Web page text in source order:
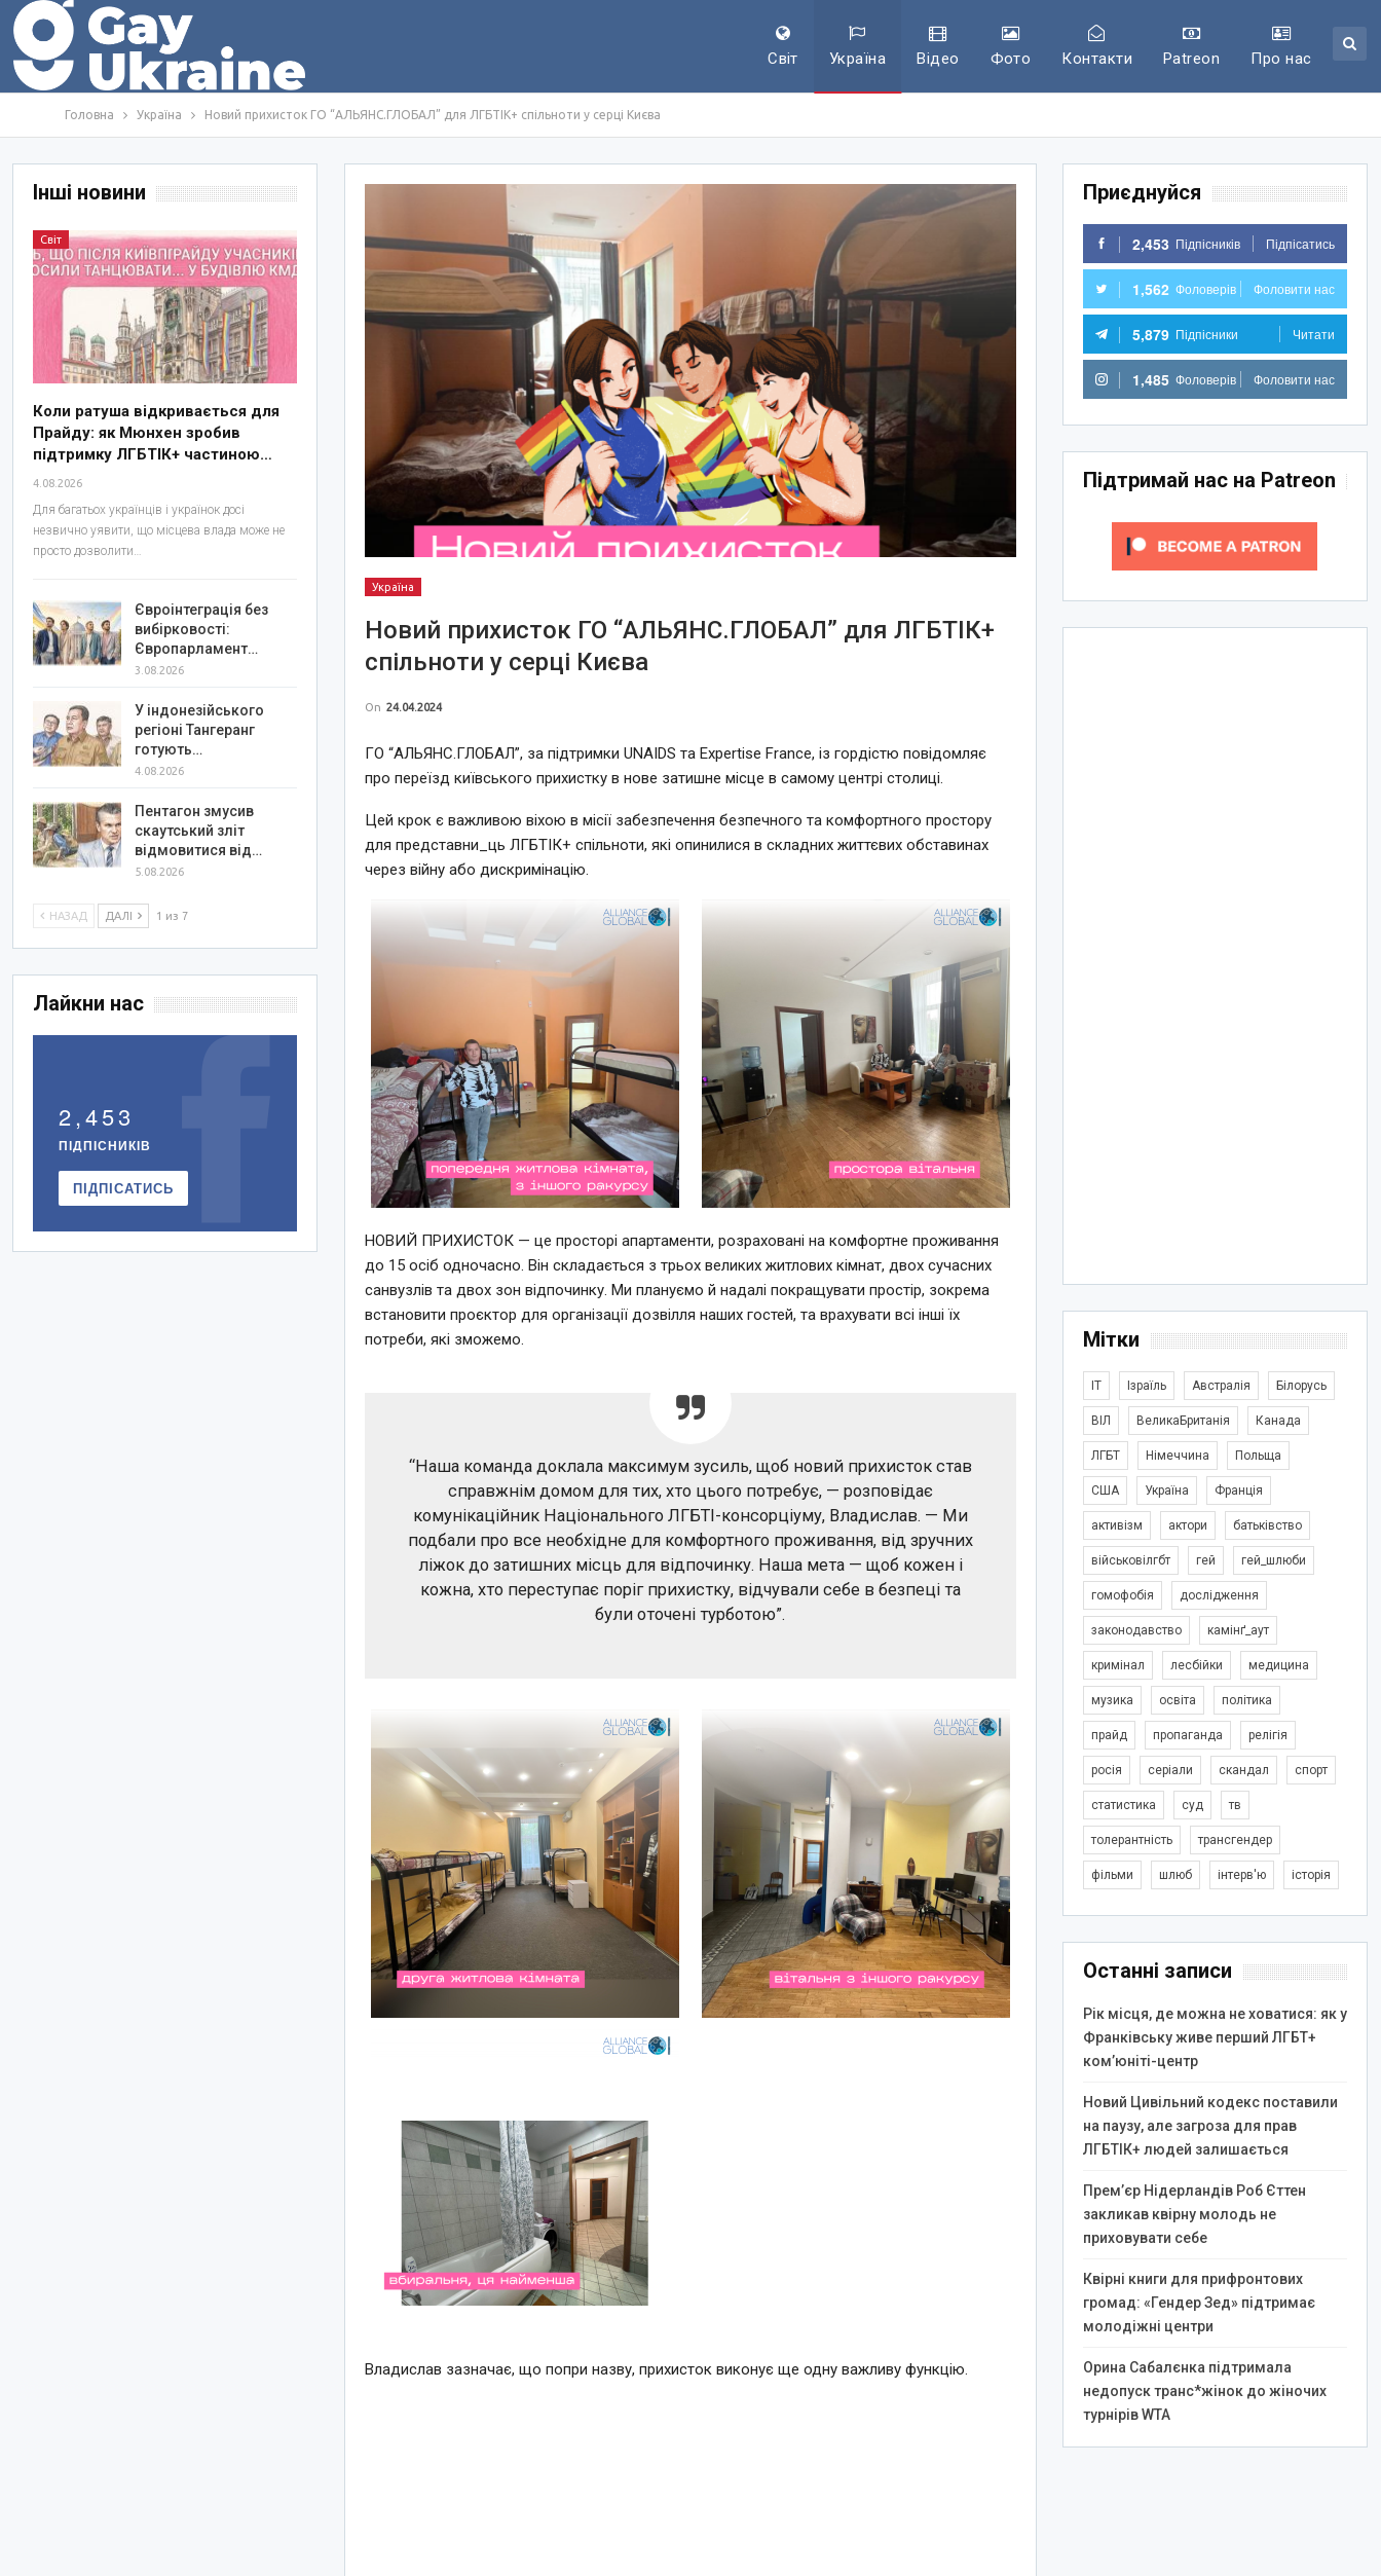
Світ Україна Відео Фото Контакти Patreon Про нас
Головна Україна Новий прихисток ГО “АЛЬЯНС.ГЛОБАЛ” для ЛГБТІК+ спільноти у серці Києва
Україна
Новий прихисток ГО “АЛЬЯНС.ГЛОБАЛ” для ЛГБТІК+
спільноти у серці Києва
On 24.04.2024
ГО “АЛЬЯНС.ГЛОБАЛ”, за підтримки UNAIDS та Expertise France, із гордістю повідомляє
про переїзд київського прихистку в нове затишне місце в самому центрі столиці.
Цей крок є важливою віхою в місії забезпечення безпечного та комфортного простору
для представни_ць ЛГБТІК+ спільноти, які опинилися в складних життєвих обставинах
через війну або дискримінацію.
НОВИЙ ПРИХИСТОК — це просторі апартаменти, розраховані на комфортне проживання
до 15 осіб одночасно. Він складається з трьох великих житлових кімнат, двох сучасних
санвузлів та двох зон відпочинку. Ми плануємо й надалі покращувати простір, зокрема
встановити проєктор для організації дозвілля наших гостей, та врахувати всі інші їх
потреби, які зможемо.
“Наша команда доклала максимум зусиль, щоб новий прихисток став
справжнім домом для тих, хто цього потребує, — розповідає
комунікаційник Національного ЛГБТІ-консорціуму, Владислав. — Ми
подбали про все необхідне для комфортного проживання, від зручних
ліжок до затишних місць для відпочинку. Наша мета — щоб кожен і
кожна, хто переступає поріг прихистку, відчували себе в безпеці та
були оточені турботою”.
Владислав зазначає, що попри назву, прихисток виконує ще одну важливу функцію.
Приєднуйся
2,453 Підпісників Підпісатись
1,562 Фоловерів Фоловити нас
5,879 Підпісники Читати
1,485 Фоловерів Фоловити нас
Підтримай нас на Patreon
Мітки
IT Ізраїль Австралія Білорусь
ВІЛ ВеликаБританія Канада
ЛГБТ Німеччина Польща
США Україна Франція
активізм актори батьківство
військовілгбт гей гей_шлюби
гомофобія дослідження
законодавство камінґ_аут
кримінал лесбійки медицина
музика освіта політика
прайд пропаганда релігія
росія серіали скандал спорт
статистика суд тв
толерантність трансгендер
фільми шлюб інтерв'ю історія
Останні записи
Рік місця, де можна не ховатися: як у
Франківську живе перший ЛГБТ+
ком’юніті-центр
Новий Цивільний кодекс поставили
на паузу, але загроза для прав
ЛГБТІК+ людей залишається
Прем’єр Нідерландів Роб Єттен
закликав квірну молодь не
приховувати себе
Квірні книги для прифронтових
громад: «Гендер Зед» підтримає
молодіжні центри
Орина Сабалєнка підтримала
недопуск транс*жінок до жіночих
турнірів WTA
Інші новини
Світ
Коли ратуша відкривається для
Прайду: як Мюнхен зробив
підтримку ЛГБТІК+ частиною…
4.08.2026
Для багатьох українців і українок досі
незвично уявити, що місцева влада може не
просто дозволити…
Євроінтеграція без
вибірковості:
Європарламент…
3.08.2026
У індонезійського
регіоні Тангеранг
готують…
4.08.2026
Пентагон змусив
скаутський зліт
відмовитися від…
5.08.2026
НАЗАД ДАЛІ 1 из 7
Лайкни нас
2,453
ПІДПІСНИКІВ
ПІДПІСАТИСЬ